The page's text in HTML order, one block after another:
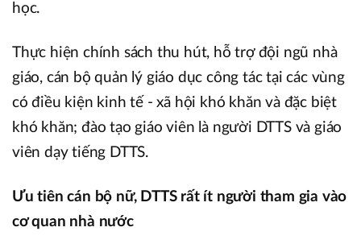
học.
Thực hiện chính sách thu hút, hỗ trợ đội ngũ nhà
giáo, cán bộ quản lý giáo dục công tác tại các vùng
có điều kiện kinh tế - xã hội khó khăn và đặc biệt
khó khăn; đào tạo giáo viên là người DTTS và giáo
viên dạy tiếng DTTS.
Ưu tiên cán bộ nữ, DTTS rất ít người tham gia vào
cơ quan nhà nước